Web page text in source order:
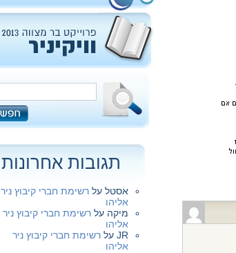
תגובות אחרונות
אסטל על רשימת חברי קיבוץ ניר
אליהו
מיקה על רשימת חברי קיבוץ ניר
אליהו
JR על רשימת חברי קיבוץ ניר
אליהו